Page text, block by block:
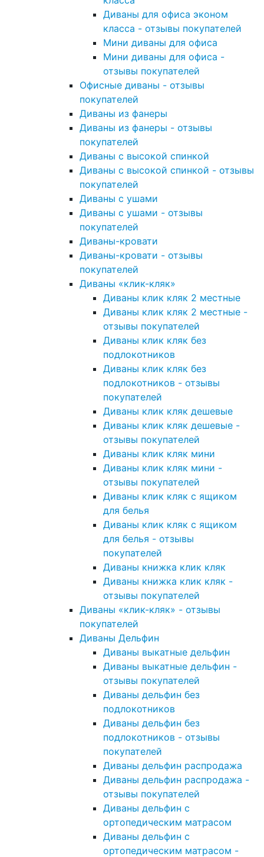
Диваны для офиса эконом
класса - отзывы покупателей
Мини диваны для офиса
Мини диваны для офиса -
отзывы покупателей
Офисные диваны - отзывы
покупателей
Диваны из фанеры
Диваны из фанеры - отзывы
покупателей
Диваны с высокой спинкой
Диваны с высокой спинкой - отзывы
покупателей
Диваны с ушами
Диваны с ушами - отзывы
покупателей
Диваны-кровати
Диваны-кровати - отзывы
покупателей
Диваны «клик-кляк»
Диваны клик кляк 2 местные
Диваны клик кляк 2 местные -
отзывы покупателей
Диваны клик кляк без
подлокотников
Диваны клик кляк без
подлокотников - отзывы
покупателей
Диваны клик кляк дешевые
Диваны клик кляк дешевые -
отзывы покупателей
Диваны клик кляк мини
Диваны клик кляк мини -
отзывы покупателей
Диваны клик кляк с ящиком
для белья
Диваны клик кляк с ящиком
для белья - отзывы
покупателей
Диваны книжка клик кляк
Диваны книжка клик кляк -
отзывы покупателей
Диваны «клик-кляк» - отзывы
покупателей
Диваны Дельфин
Диваны выкатные дельфин
Диваны выкатные дельфин -
отзывы покупателей
Диваны дельфин без
подлокотников
Диваны дельфин без
подлокотников - отзывы
покупателей
Диваны дельфин распродажа
Диваны дельфин распродажа -
отзывы покупателей
Диваны дельфин с
ортопедическим матрасом
Диваны дельфин с
ортопедическим матрасом -